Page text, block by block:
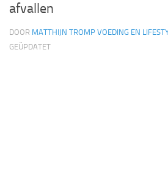
afvallen
DOOR MATTHIJN TROMP VOEDING EN
GEÜPDATET